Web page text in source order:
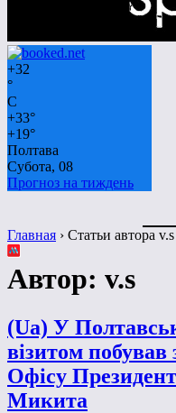
+32
°
C
+33°
+19°
Полтава
Субота, 08
Прогноз на тиждень
Главная › Статьи автора v.s
Автор: v.s
(Ua) У
візитом побував
Офісу
Микита